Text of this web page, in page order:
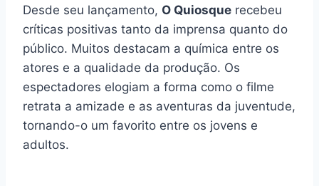
Desde seu lançamento, O Quiosque recebeu
críticas positivas tanto da imprensa quanto do
público. Muitos destacam a química entre os
atores e a qualidade da produção. Os
espectadores elogiam a forma como o filme
retrata a amizade e as aventuras da juventude,
tornando-o um favorito entre os jovens e
adultos.